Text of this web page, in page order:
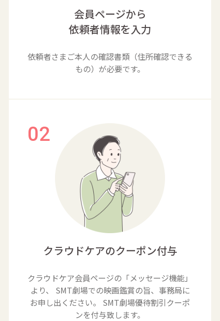
会員ページから
依頼者情報を入力
依頼者さまご本人の確認書類（住所確認できる
もの）が必要です。
クラウドケアのクーポン付与
クラウドケア会員ページの「メッセージ機能」
より、
SMT劇場での映画鑑賞の旨、事務局に
お申し出ください。
SMT劇場優待割引クーポ
ンを付与致します。